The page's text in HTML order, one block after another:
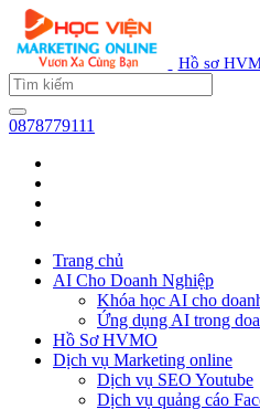
Hồ sơ
0878779111
Trang chủ
AI Cho Doanh Nghiệp
Khóa học AI cho
Ứng dụng AI trong
Hồ Sơ HVMO
Dịch vụ Marketing online
Dịch vụ SEO Youtube
Dịch vụ quảng cáo